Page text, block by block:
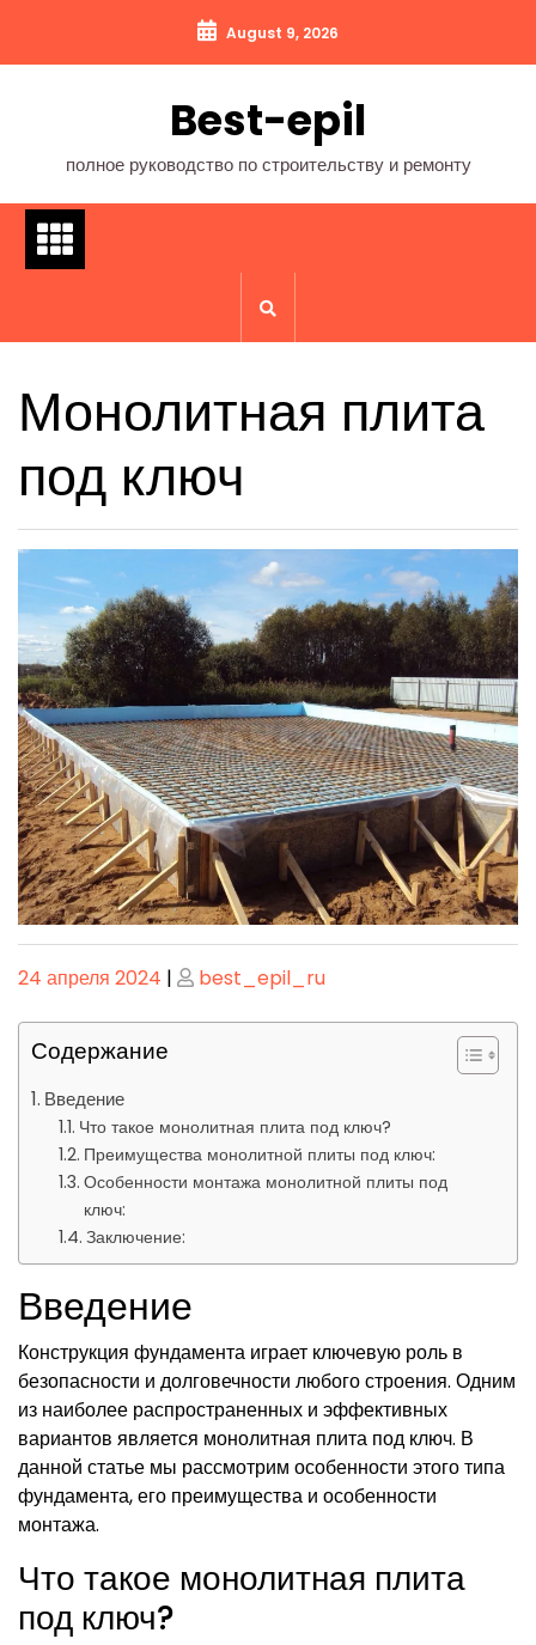
содержимому
August 9, 2026
Best-epil
полное руководство по строительству и ремонту
Монолитная плита
под ключ
Опубликовано
24 апреля 2024 | Опубликовано
best_epil_ru
Содержание
Введение
Что такое монолитная плита под ключ?
Преимущества монолитной плиты под ключ:
Особенности монтажа монолитной плиты под
ключ:
Заключение:
Введение
Конструкция фундамента играет ключевую роль в
безопасности и долговечности любого строения. Одним
из наиболее распространенных и эффективных
вариантов является монолитная плита под ключ. В
данной статье мы рассмотрим особенности этого типа
фундамента, его преимущества и особенности
монтажа.
Что такое монолитная плита
под ключ?